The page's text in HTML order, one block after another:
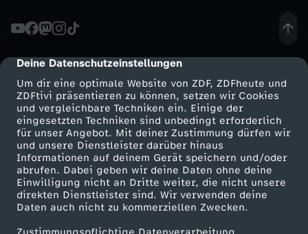
cmp-dialog-description
Deine Datenschutzeinstellungen
Um dir eine optimale Website von ZDF, ZDFheute und
ZDFtivi präsentieren zu können, setzen wir Cookies
und vergleichbare Techniken ein. Einige der
eingesetzten Techniken sind unbedingt erforderlich
für unser Angebot. Mit deiner Zustimmung dürfen wir
und unsere Dienstleister darüber hinaus
Informationen auf deinem Gerät speichern und/oder
abrufen. Dabei geben wir deine Daten ohne deine
Einwilligung nicht an Dritte weiter, die nicht unsere
direkten Dienstleister sind. Wir verwenden deine
Daten auch nicht zu kommerziellen Zwecken.
e
r
-
L
u
c
a
Mehr ZDF
ZDF-Apps
Smart TV
ZDFtext
Livestreams
Service
ZDFmitreden
Kontakt zum ZDF
Tickets
Zuschauerservice